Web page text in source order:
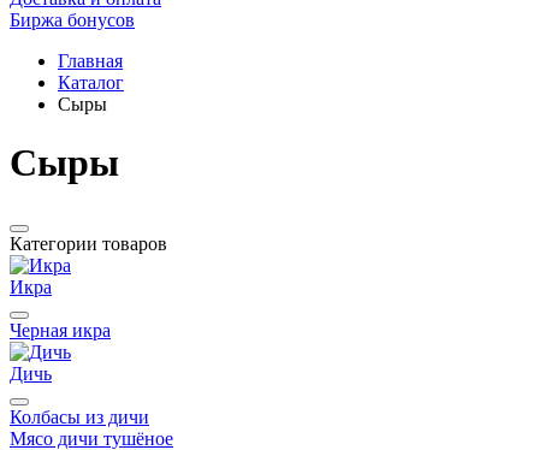
Биржа бонусов
Главная
Каталог
Сыры
Сыры
Категории товаров
Икра
Черная икра
Дичь
Колбасы из дичи
Мясо дичи тушёное